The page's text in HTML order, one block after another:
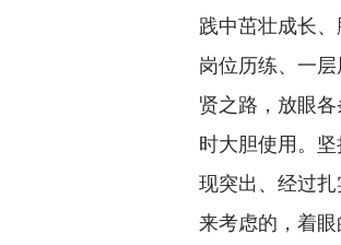
践中茁壮成长
岗位历练、一
贤之路，放眼
时大胆使用。
现突出、经过
来考虑的，着